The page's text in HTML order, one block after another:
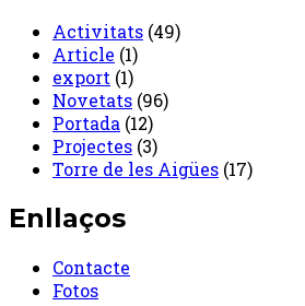
Activitats (49)
Article (1)
export (1)
Novetats (96)
Portada (12)
Projectes (3)
Torre de les Aigües (17)
Enllaços
Contacte
Fotos